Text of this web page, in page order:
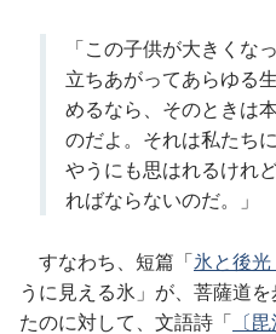
「この子供が大きくな
立ちあがってあらゆる
めるなら、そのときは
のだよ。それは私たち
やうにも思はれるけれ
ればならないのだ。」
すなわち、短篇「 氷と後光
うに見える氷」が、菩薩道
たのに対して、文語詩「
〔